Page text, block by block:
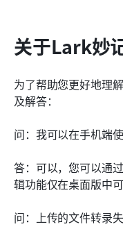
关于Lark妙
为了帮助您更好地理
及解答：
问：我可以在手机端
答：可以，您可以通
辑功能仅在桌面版中可
问：上传的文件转录